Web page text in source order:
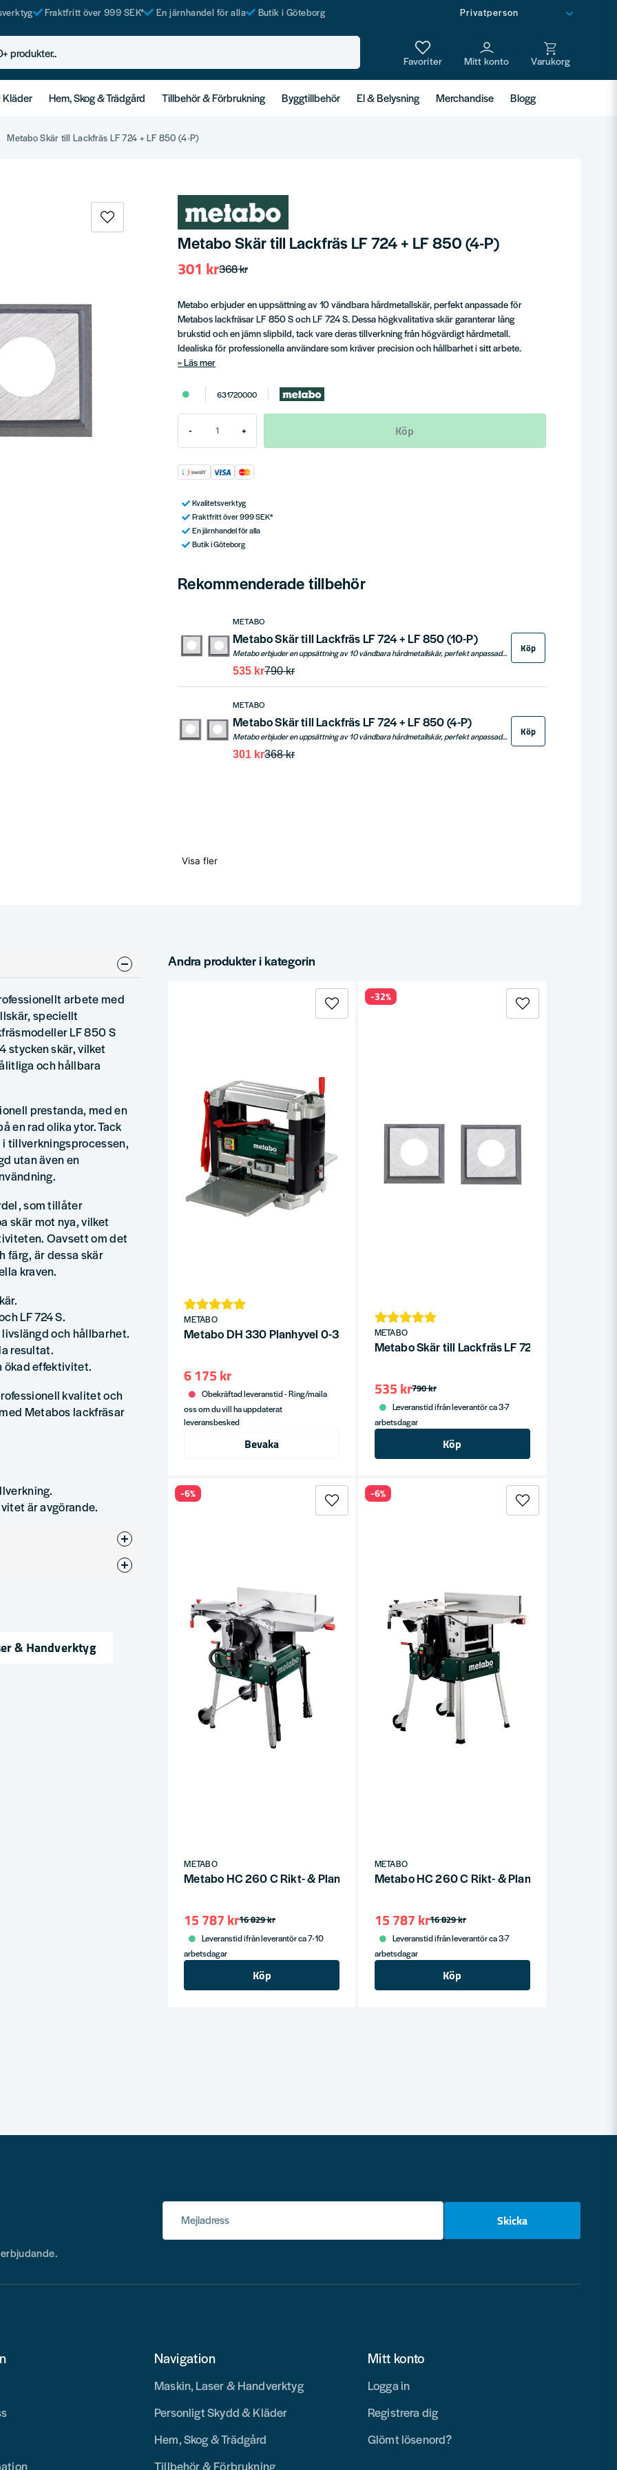
Fraktfritt över 999 SEK* En järnhandel för alla Butik i Göteborg
Kläder Hem, Skog & Trädgård Tillbehör & Förbrukning Byggtillbehör El & Belysning Merchandise Blogg
Metabo Skär till Lackfräs LF 724 + LF 850 (4-P)
Metabo Skär till Lackfräs LF 724 + LF 850 (4-P)
368 kr
301 kr
Metabo erbjuder en uppsättning av 10 vändbara hårdmetallskär, perfekt anpassade för
Metabos lackfräsar LF 850 S och LF 724 S. Dessa högkvalitativa skär garanterar lång
brukstid och en jämn slipbild, tack vare deras tillverkning från högvärdigt hårdmetall.
Idealiska för professionella användare som kräver precision och hållbarhet i sitt arbete.
Läs mer
631720000
- + Köp
Kvalitetsverktyg
Fraktfritt över 999 SEK*
En järnhandel för alla
Butik i Göteborg
Rekommenderade tillbehör
METABO
Metabo Skär till Lackfräs LF 724 + LF 850 (10-P)
Metabo erbjuder en uppsättning av 10 vändbara hårdmetallskär, perfekt anpassade för Metabos lackfräsar LF 850 S och LF 724 S. Dessa högkvalitativa skär garanterar lång brukstid och en jämn slipbild, tack vare deras tillverkning från högvärdigt hårdmetall. Idealiska för professionella användare som kräver precision och hållbarhet i sitt arbete.
790 kr
535 kr
Köp
METABO
Metabo Skär till Lackfräs LF 724 + LF 850 (4-P)
Metabo erbjuder en uppsättning av 10 vändbara hårdmetallskär, perfekt anpassade för Metabos lackfräsar LF 850 S och LF 724 S. Dessa högkvalitativa skär garanterar lång brukstid och en jämn slipbild, tack vare deras tillverkning från högvärdigt hårdmetall. Idealiska för professionella användare som kräver precision och hållbarhet i sitt arbete.
368 kr
301 kr
Köp
Visa fler
arbete med
speciellt
LF 850 S
stycken skär, vilket
och hållbara
prestanda, med en
en rad olika ytor. Tack
tillverkningsprocessen,
utan även en
som tillåter
skär mot nya, vilket
Oavsett om det
färg, är dessa skär
kraven.
LF 724 S.
och hållbarhet.
resultat.
ökad effektivitet.
kvalitet och
Metabos lackfräsar
är avgörande.
& Handverktyg
Andra produkter i kategorin
METABO
Metabo DH 330 Planhyvel 0-3mm 1800W
6 175 kr
Obekräftad leveranstid - Ring/maila
oss om du vill ha uppdaterat
leveransbesked
Bevaka
METABO
Metabo Skär till Lackfräs LF 724 + LF 850 (10-
790 kr
535 kr
Leveranstid ifrån leverantör ca 3-7
arbetsdagar
Köp
-32%
METABO
Metabo HC 260 C Rikt- & Planhyvel 2,2 WNB 1-fas/230V
16 829 kr
15 787 kr
Leveranstid ifrån leverantör ca 7-10
arbetsdagar
Köp
-6%
METABO
Metabo HC 260 C Rikt- & Planhyvel 2,8 DNB
16 829 kr
15 787 kr
Leveranstid ifrån leverantör ca 3-7
arbetsdagar
Köp
-6%
Mejladress Skicka
Navigation
Maskin, Laser & Handverktyg
Personligt Skydd & Kläder
Hem, Skog & Trädgård
Tillbehör & Förbrukning
Mitt konto
Logga in
Registrera dig
Glömt lösenord?